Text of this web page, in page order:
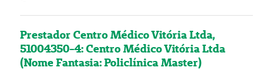
Prestador Centro Médico Vitória Ltda,
51004350-4: Centro Médico Vitória Ltda
(Nome Fantasia: Policlínica Master)